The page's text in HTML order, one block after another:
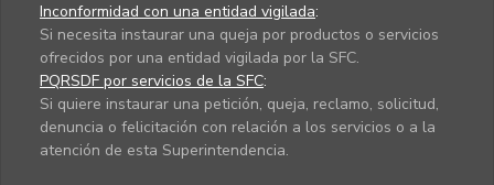
Inconformidad con una entidad vigilada:
Si necesita instaurar una queja por productos o servicios
ofrecidos por una entidad vigilada por la SFC.
PQRSDF por servicios de la SFC:
Si quiere instaurar una petición, queja, reclamo, solicitud,
denuncia o felicitación con relación a los servicios o a la
atención de esta Superintendencia.